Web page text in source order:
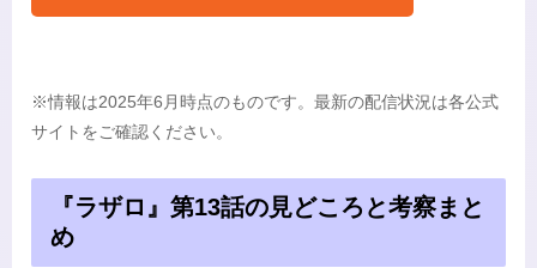
※情報は2025年6月時点のものです。最新の配信状況は各公式
サイトをご確認ください。
『ラザロ』第13話の見どころと考察まと
め